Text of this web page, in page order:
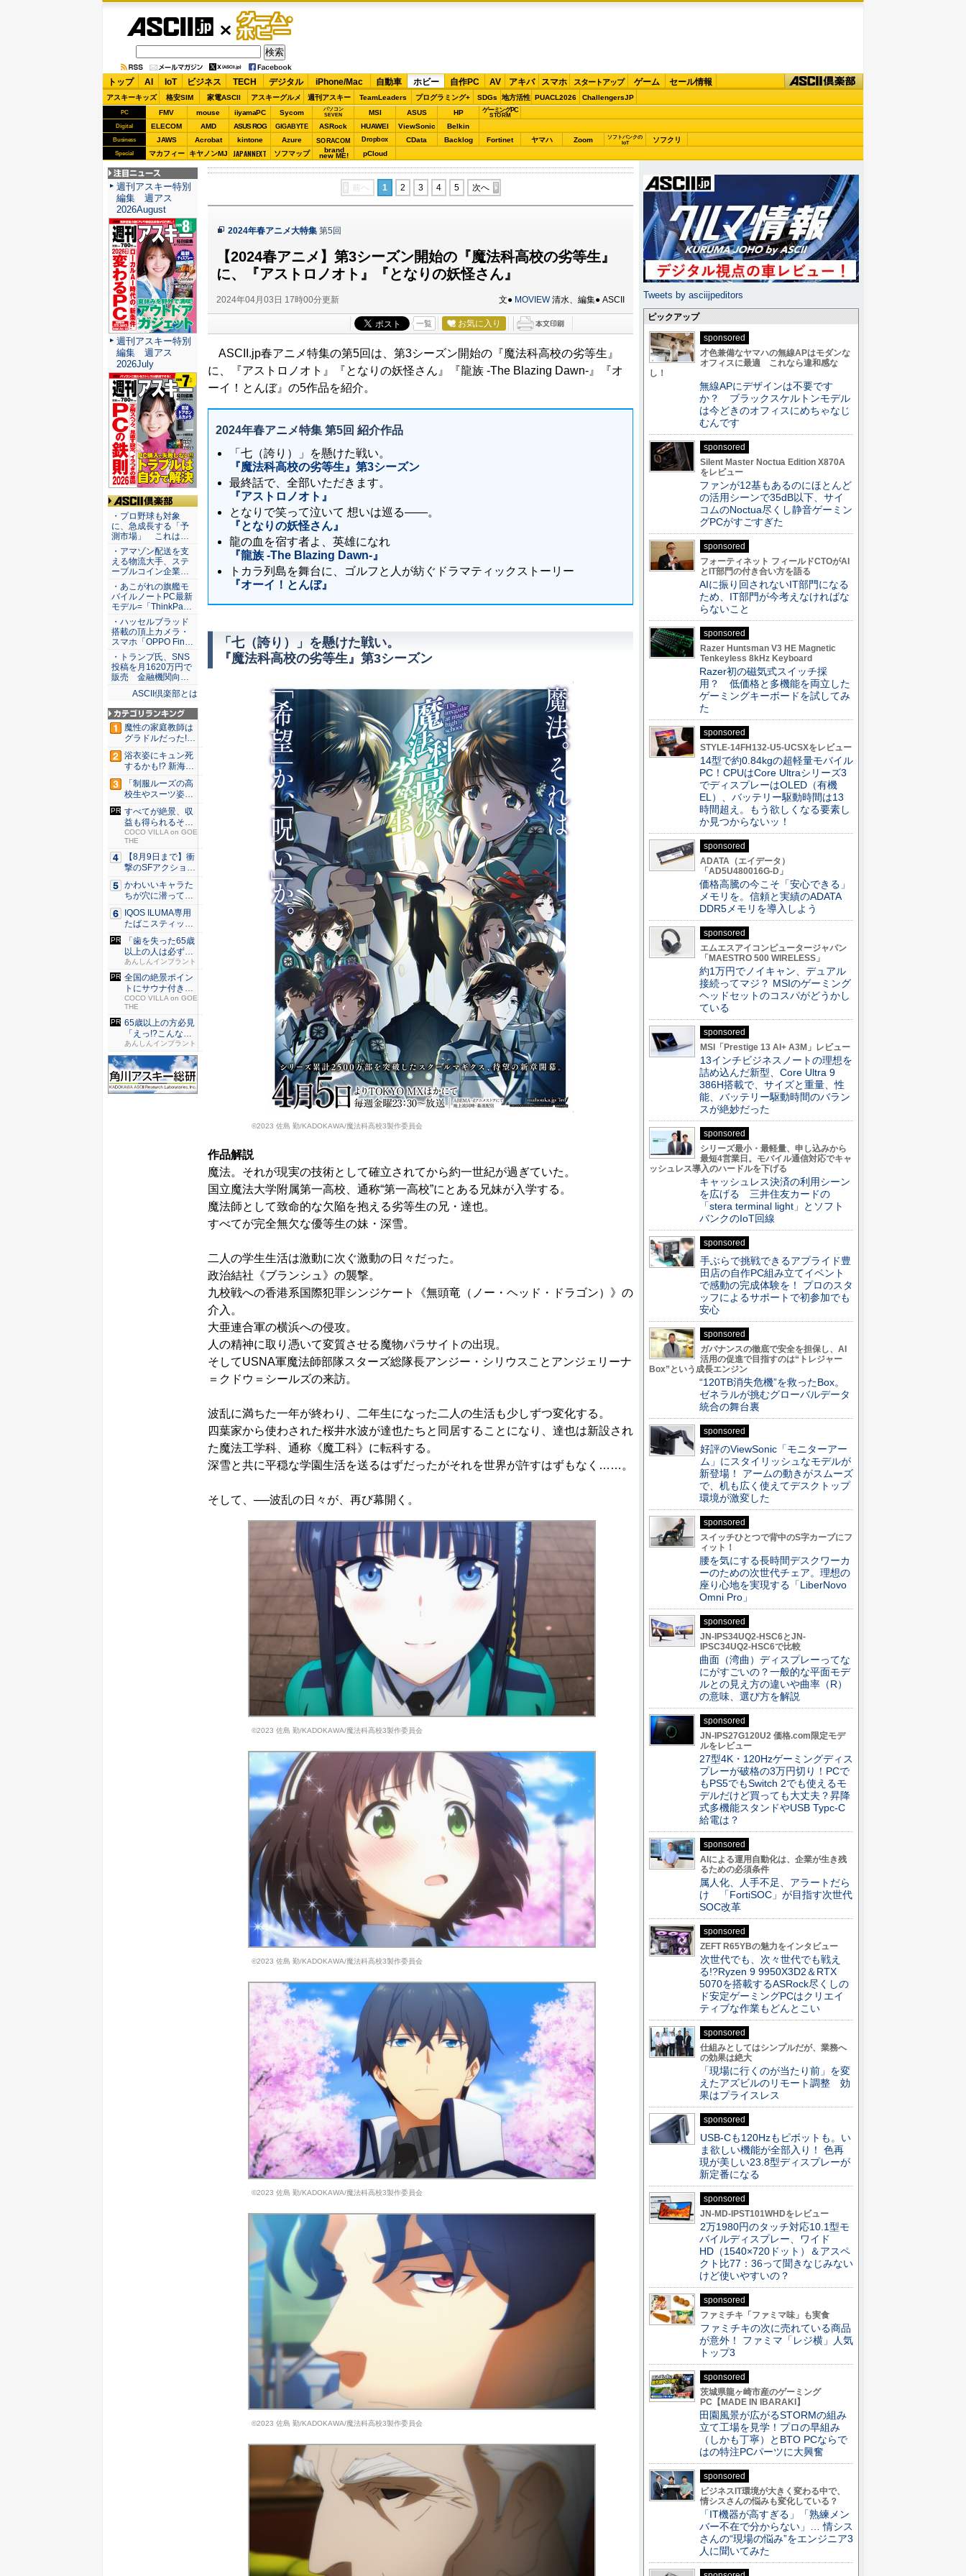
ゲーム・
ホビー
トップ AI IoT ビジネス TECH デジタル iPhone/Mac 自動車 ホビー 自作PC AV アキバ スマホ スタートアップ ゲーム セール情報
アスキーキッズ 格安SIM 家電ASCII アスキーグルメ 週刊アスキー TeamLeaders プログラミング+ SDGs 地方活性 PUACL2026 ChallengersJP
PC FMV mouse iiyamaPC Sycom
パソコン
SEVEN
MSI ASUS HP ゲーミングPC
STORM
Digital ELECOM AMD ASUS ROG GIGABYTE ASRock HUAWEI ViewSonic Belkin
Business JAWS Acrobat kintone Azure SORACOM Dropbox CData Backlog Fortinet ヤマハ Zoom
ソフトバンクの
IoT
ソフクリ
Special マカフィー キヤノンMJ JAPANNEXT ソフマップ brand
new ME! pCloud
前へ 1 2 3 4 5 次へ
2024年春アニメ大特集 第5回
【2024春アニメ】第3シーズン開始の『魔法科高校の劣等生』
に、『アストロノオト』『となりの妖怪さん』
2024年04月03日 17時00分更新 文● MOVIEW清水、編集● ASCII
一覧 お気に入り
ASCII.jp春アニメ特集の第5回は、第3シーズン開始の『魔法科高校の劣等生』
に、『アストロノオト』『となりの妖怪さん』『龍族 -The Blazing Dawn-』『オ
ーイ！とんぼ』の5作品を紹介。
2024年春アニメ特集 第5回 紹介作品
「七（誇り）」を懸けた戦い。
『魔法科高校の劣等生』第3シーズン
最終話で、全部いただきます。
『アストロノオト』
となりで笑って泣いて 想いは巡る――。
『となりの妖怪さん』
龍の血を宿す者よ、英雄になれ
『龍族 -The Blazing Dawn-』
トカラ列島を舞台に、ゴルフと人が紡ぐドラマティックストーリー
『オーイ！とんぼ』
「七（誇り）」を懸けた戦い。
『魔法科高校の劣等生』第3シーズン
©2023 佐島 勤/KADOKAWA/魔法科高校3製作委員会
作品解説
魔法。それが現実の技術として確立されてから約一世紀が過ぎていた。
国立魔法大学附属第一高校、通称“第一高校”にとある兄妹が入学する。
魔法師として致命的な欠陥を抱える劣等生の兄・達也。
すべてが完全無欠な優等生の妹・深雪。
二人の学生生活は激動に次ぐ激動の日々だった。
政治結社《ブランシュ》の襲撃。
九校戦への香港系国際犯罪シンジケート《無頭竜（ノー・ヘッド・ドラゴン）》の
介入。
大亜連合軍の横浜への侵攻。
人の精神に取り憑いて変質させる魔物パラサイトの出現。
そしてUSNA軍魔法師部隊スターズ総隊長アンジー・シリウスことアンジェリーナ
＝クドウ＝シールズの来訪。
波乱に満ちた一年が終わり、二年生になった二人の生活も少しずつ変化する。
四葉家から使わされた桜井水波が達也たちと同居することになり、達也は新設され
た魔法工学科、通称《魔工科》に転科する。
深雪と共に平穏な学園生活を送るはずだったがそれを世界が許すはずもなく……。
そして、──波乱の日々が、再び幕開く。
©2023 佐島 勤/KADOKAWA/魔法科高校3製作委員会
©2023 佐島 勤/KADOKAWA/魔法科高校3製作委員会
©2023 佐島 勤/KADOKAWA/魔法科高校3製作委員会
©2023 佐島 勤/KADOKAWA/魔法科高校3製作委員会
注目ニュース
週刊アスキー特別
編集 週アス
2026August
週刊アスキー特別
編集 週アス
2026July
ASCII倶楽部
・プロ野球も対象
に、急成長する「予
測市場」 これは…
・アマゾン配送を支
える物流大手、ステ
ーブルコイン企業…
・あこがれの旗艦モ
バイルノートPC最新
モデル=「ThinkPa…
・ハッセルブラッド
搭載の頂上カメラ・
スマホ「OPPO Fin…
・トランプ氏、SNS
投稿を月1620万円で
販売 金融機関向…
ASCII倶楽部とは
魔性の家庭教師は
グラドルだった!?
村雨...
浴衣姿にキュン死
するかも!? 新海ま
きが...
「制服ルーズの高
校生やスーツ姿の
OLを演...
すべてが絶景、収
益も得られるその
仕組みと...
COCO VILLA on GOE
THE
【8月9日まで】衝
撃のSFアクション
『G...
かわいいキャラた
ちが穴に潜ってひ
どい目に...
IQOS ILUMA専用
たばこスティッ
ク...
「歯を失った65歳
以上の人は必ずや
って」...
あんしんインプラント
全国の絶景ポイン
トにサウナ付きの
シェア別...
COCO VILLA on GOE
THE
65歳以上の方必見
「えっ!?こんなお
値段...
あんしんインプラント
Tweets by asciijpeditors
ピックアップ
sponsored
才色兼備なヤマハの無線APはモダンな
オフィスに最適 これなら違和感な
し！
無線APにデザインは不要です
か？ ブラックスケルトンモデル
は今どきのオフィスにめちゃなじ
むんです
sponsored
Silent Master Noctua Edition X870A
をレビュー
ファンが12基もあるのにほとんど
の活用シーンで35dB以下、サイ
コムのNoctua尽くし静音ゲーミン
グPCがすごすぎた
sponsored
フォーティネット フィールドCTOがAI
とIT部門の付き合い方を語る
AIに振り回されないIT部門になる
ため、IT部門が今考えなければな
らないこと
sponsored
Razer Huntsman V3 HE Magnetic
Tenkeyless 8kHz Keyboard
Razer初の磁気式スイッチ採
用？ 低価格と多機能を両立した
ゲーミングキーボードを試してみ
た
sponsored
STYLE-14FH132-U5-UCSXをレビュー
14型で約0.84kgの超軽量モバイル
PC！CPUはCore Ultraシリーズ3
でディスプレーはOLED（有機
EL）、バッテリー駆動時間は13
時間超え。もう欲しくなる要素し
か見つからないッ！
sponsored
ADATA（エイデータ）
「AD5U480016G-D」
価格高騰の今こそ「安心できる」
メモリを。信頼と実績のADATA
DDR5メモリを導入しよう
sponsored
エムエスアイコンピュータージャパン
「MAESTRO 500 WIRELESS」
約1万円でノイキャン、デュアル
接続ってマジ？ MSIのゲーミング
ヘッドセットのコスパがどうかし
ている
sponsored
MSI「Prestige 13 AI+ A3M」レビュー
13インチビジネスノートの理想を
詰め込んだ新型、Core Ultra 9
386H搭載で、サイズと重量、性
能、バッテリー駆動時間のバラン
スが絶妙だった
sponsored
シリーズ最小・最軽量、申し込みから
最短4営業日。モバイル通信対応でキャ
ッシュレス導入のハードルを下げる
キャッシュレス決済の利用シーン
を広げる 三井住友カードの
「stera terminal light」とソフト
バンクのIoT回線
sponsored
手ぶらで挑戦できるアプライド豊
田店の自作PC組み立てイベント
で感動の完成体験を！ プロのスタ
ッフによるサポートで初参加でも
安心
sponsored
ガバナンスの徹底で安全を担保し、AI
活用の促進で目指すのは“トレジャー
Box”という成長エンジン
“120TB消失危機”を救ったBox。
ゼネラルが挑むグローバルデータ
統合の舞台裏
sponsored
好評のViewSonic「モニターアー
ム」にスタイリッシュなモデルが
新登場！ アームの動きがスムーズ
で、机も広く使えてデスクトップ
環境が激変した
sponsored
スイッチひとつで背中のS字カーブにフ
ィット！
腰を気にする長時間デスクワーカ
ーのための次世代チェア。理想の
座り心地を実現する「LiberNovo
Omni Pro」
sponsored
JN-IPS34UQ2-HSC6とJN-
IPSC34UQ2-HSC6で比較
曲面（湾曲）ディスプレーってな
にがすごいの？一般的な平面モデ
ルとの見え方の違いや曲率（R）
の意味、選び方を解説
sponsored
JN-IPS27G120U2 価格.com限定モデ
ルをレビュー
27型4K・120Hzゲーミングディス
プレーが破格の3万円切り！PCで
もPS5でもSwitch 2でも使えるモ
デルだけど買っても大丈夫？昇降
式多機能スタンドやUSB Typc-C
給電は？
sponsored
AIによる運用自動化は、企業が生き残
るための必須条件
属人化、人手不足、アラートだら
け 「FortiSOC」が目指す次世代
SOC改革
sponsored
ZEFT R65YBの魅力をインタビュー
次世代でも、次々世代でも戦え
る!?Ryzen 9 9950X3D2＆RTX
5070を搭載するASRock尽くしの
ド安定ゲーミングPCはクリエイ
ティブな作業もどんとこい
sponsored
仕組みとしてはシンプルだが、業務へ
の効果は絶大
「現場に行くのが当たり前」を変
えたアズビルのリモート調整 効
果はプライスレス
sponsored
USB-Cも120Hzもピボットも。い
ま欲しい機能が全部入り！ 色再
現が美しい23.8型ディスプレーが
新定番になる
sponsored
JN-MD-IPST101WHDをレビュー
2万1980円のタッチ対応10.1型モ
バイルディスプレー、ワイド
HD（1540×720ドット）＆アスペ
クト比77：36って聞きなじみない
けど使いやすいの？
sponsored
ファミチキ「ファミマ味」も実食
ファミチキの次に売れている商品
が意外！ ファミマ「レジ横」人気
トップ3
sponsored
茨城県龍ヶ崎市産のゲーミング
PC【MADE IN IBARAKI】
田園風景が広がるSTORMの組み
立て工場を見学！プロの早組み
（しかも丁寧）とBTO PCならで
はの特注PCパーツに大興奮
sponsored
ビジネスIT環境が大きく変わる中で、
情シスさんの悩みも変化している？
「IT機器が高すぎる」「熟練メン
バー不在で分からない」… 情シス
さんの“現場の悩み”をエンジニア3
人に聞いてみた